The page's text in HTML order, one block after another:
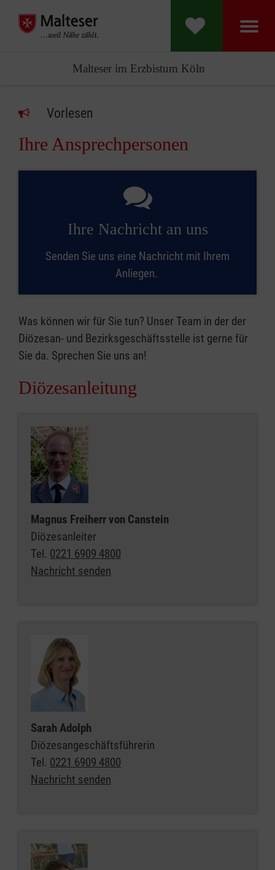
Malteser im Erzbistum Köln
Vorlesen
Ihre Ansprechpersonen
Ihre Nachricht an uns
Senden Sie uns eine Nachricht mit Ihrem
Anliegen.
Was können wir für Sie tun? Unser Team in der der
Diözesan- und Bezirksgeschäftsstelle ist gerne für
Sie da. Sprechen Sie uns an!
Diözesanleitung
Magnus Freiherr von Canstein
Diözesanleiter
Tel. 0221 6909 4800
Nachricht senden
Sarah Adolph
Diözesangeschäftsführerin
Tel. 0221 6909 4800
Nachricht senden